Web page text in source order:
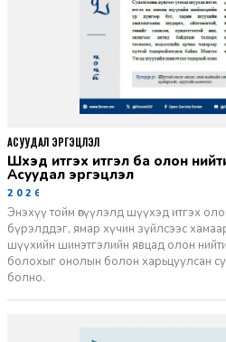
Шүүхэд итгэх итгэл ба олон нийтийн санаа бодол -
Асуудал эргэцүүлэл
2026-06-11
Энэхүү тойм өгүүлэлд шүүхэд итгэх
бүрэлддэг, ямар хүчин зүйлсээс
шүүхийн шинэтгэлийн явцад олон
болохыг онолын болон харьцуулсан
болно.
АСУУДАЛ ЭРГЭЦҮҮЛЭЛ